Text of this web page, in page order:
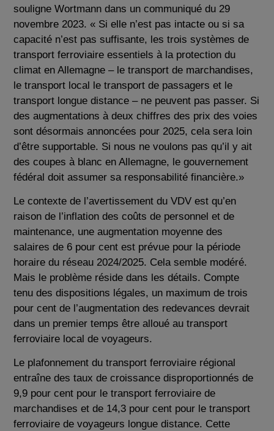
souligne Wortmann dans un communiqué du 29
novembre 2023. « Si elle n’est pas intacte ou si sa
capacité n’est pas suffisante, les trois systèmes de
transport ferroviaire essentiels à la protection du
climat en Allemagne – le transport de marchandises,
le transport local le transport de passagers et le
transport longue distance – ne peuvent pas passer. Si
des augmentations à deux chiffres des prix des voies
sont désormais annoncées pour 2025, cela sera loin
d’être supportable. Si nous ne voulons pas qu’il y ait
des coupes à blanc en Allemagne, le gouvernement
fédéral doit assumer sa responsabilité financière.»
Le contexte de l’avertissement du VDV est qu’en
raison de l’inflation des coûts de personnel et de
maintenance, une augmentation moyenne des
salaires de 6 pour cent est prévue pour la période
horaire du réseau 2024/2025. Cela semble modéré.
Mais le problème réside dans les détails. Compte
tenu des dispositions légales, un maximum de trois
pour cent de l’augmentation des redevances devrait
dans un premier temps être alloué au transport
ferroviaire local de voyageurs.
Le plafonnement du transport ferroviaire régional
entraîne des taux de croissance disproportionnés de
9,9 pour cent pour le transport ferroviaire de
marchandises et de 14,3 pour cent pour le transport
ferroviaire de voyageurs longue distance. Cette